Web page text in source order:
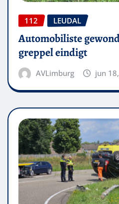
112 LEUDAL
Automobiliste
greppel eindigt
AVLimburg jun